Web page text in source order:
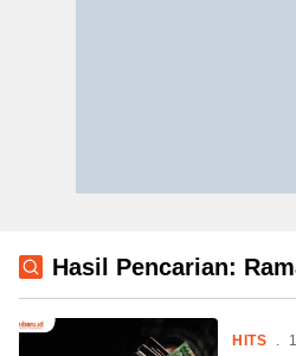
Hasil Pencarian:
HITS .